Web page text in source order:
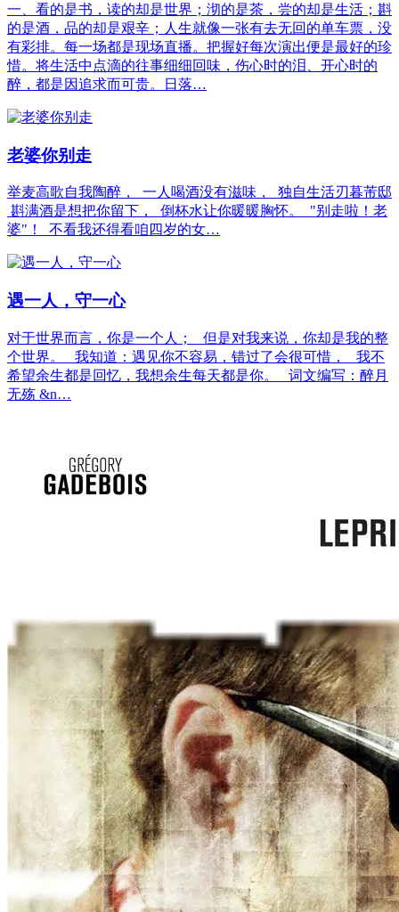
一、看的是书，读的却是世界；沏的是茶，尝的却是生活；斟
的是酒，品的却是艰辛；人生就像一张有去无回的单车票，没
有彩排。每一场都是现场直播。把握好每次演出便是最好的珍
惜。将生活中点滴的往事细细回味，伤心时的泪、开心时的
醉，都是因追求而可贵。日落…
老婆你别走
举麦高歌自我陶醉， 一人喝酒没有滋味， 独自生活刃暮芾邸
斟满酒是想把你留下， 倒杯水让你暖暖胸怀。 "别走啦！老
婆"！ 不看我还得看咱四岁的女…
遇一人，守一心
对于世界而言，你是一个人； 但是对我来说，你却是我的整
个世界。 我知道：遇见你不容易，错过了会很可惜， 我不
希望余生都是回忆，我想余生每天都是你。 词文编写：醉月
无殇 &n…